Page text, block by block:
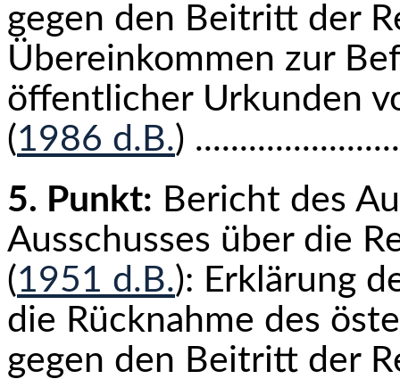
gegen den Beitritt der
Übereinkommen zur
öffentlicher Urkunden
(1986 d.B.)
5. Punkt: Bericht des
Ausschusses über die
(1951 d.B.): Erklärung
die Rücknahme des
gegen den Beitritt der